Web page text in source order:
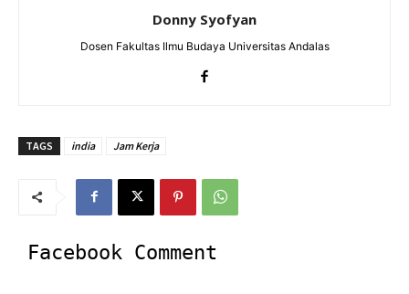
Donny Syofyan
Dosen Fakultas Ilmu Budaya Universitas Andalas
TAGS india Jam Kerja
Facebook Comment